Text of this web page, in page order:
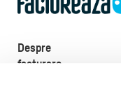
Despre
facturare